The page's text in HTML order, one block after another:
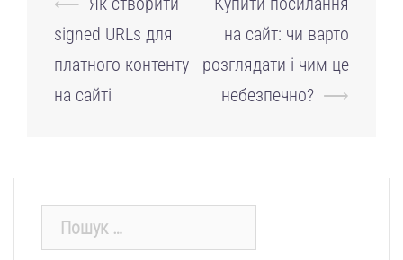
по
запису
signed URLs для
платного контенту
на сайті
на сайт: чи варто
розглядати і чим це
небезпечно? ⟶
Пошук: